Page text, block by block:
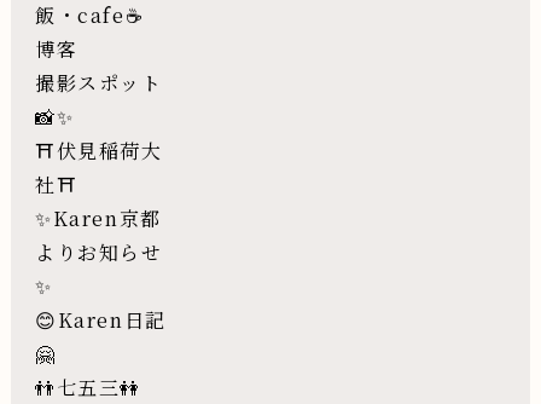
飯・cafe☕️
博客
撮影スポット
📸✨
⛩伏見稲荷大
社⛩
✨Karen京都
よりお知らせ
✨
😊Karen日記
🤗
👬七五三👭